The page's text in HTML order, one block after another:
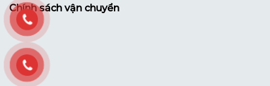
Chính sách vận chuyển